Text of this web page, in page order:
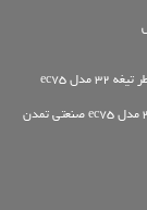
چرخ گوشت الکتروکار طرح امگا قطر تیغه 32 مدل ec75
چرخ گوشت الکتروکار طرح امگا قطر تیغه 32 مدل ec75 صنعتی تمدن